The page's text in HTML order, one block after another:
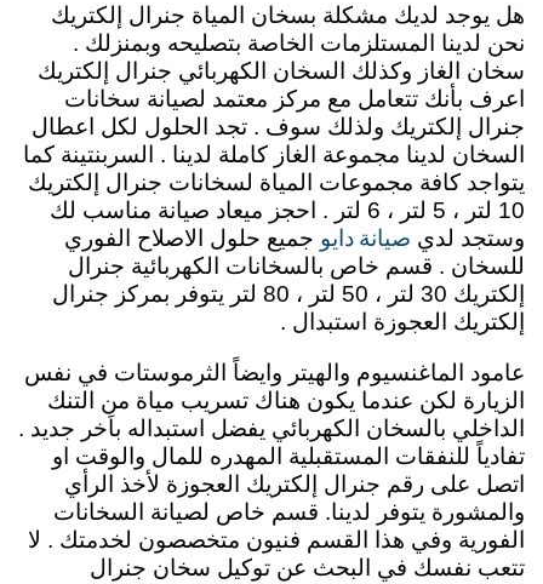
هل يوجد لديك مشكلة بسخان المياة جنرال إلكتريك
نحن لدينا المستلزمات الخاصة بتصليحه وبمنزلك .
سخان الغاز وكذلك السخان الكهربائي جنرال إلكتريك
اعرف بأنك تتعامل مع مركز معتمد لصيانة سخانات
جنرال إلكتريك ولذلك سوف . تجد الحلول لكل اعطال
السخان لدينا مجموعة الغاز كاملة لدينا . السربنتينة كما
يتواجد كافة مجموعات المياة لسخانات جنرال إلكتريك
10 لتر ، 5 لتر ، 6 لتر . احجز ميعاد صيانة مناسب لك
وستجد لدي صيانة دايو جميع حلول الاصلاح الفوري
للسخان . قسم خاص بالسخانات الكهربائية جنرال
إلكتريك 30 لتر ، 50 لتر ، 80 لتر يتوفر بمركز جنرال
إلكتريك العجوزة استبدال .
عامود الماغنسيوم والهيتر وايضاً الثرموستات في نفس
الزيارة لكن عندما يكون هناك تسريب مياة من التنك
الداخلي بالسخان الكهربائي يفضل استبداله باَخر جديد .
تفادياً للنفقات المستقبلية المهدره للمال والوقت او
اتصل على رقم جنرال إلكتريك العجوزة لأخذ الرأي
والمشورة يتوفر لدينا. قسم خاص لصيانة السخانات
الفورية وفي هذا القسم فنيون متخصصون لخدمتك . لا
تتعب نفسك في البحث عن توكيل سخان جنرال